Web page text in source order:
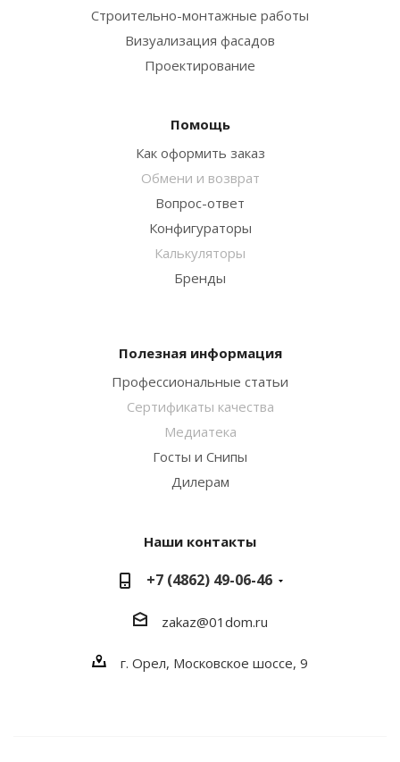
Строительно-монтажные работы
Визуализация фасадов
Проектирование
Помощь
Как оформить заказ
Обмени и возврат
Вопрос-ответ
Конфигураторы
Калькуляторы
Бренды
Полезная информация
Профессиональные статьи
Сертификаты качества
Медиатека
Госты и Снипы
Дилерам
Наши контакты
+7 (4862) 49-06-46
zakaz@01dom.ru
г. Орел, Московское шоссе, 9